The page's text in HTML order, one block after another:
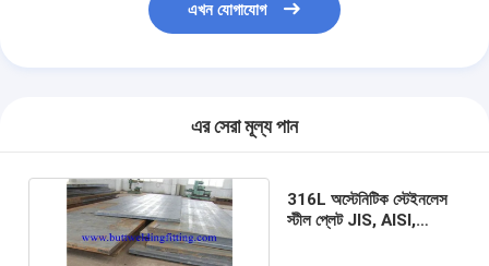
এখন যোগাযোগ
এর সেরা মূল্য পান
316L অস্টেনিটিক স্টেইনলেস
স্টীল প্লেট JIS, AISI,